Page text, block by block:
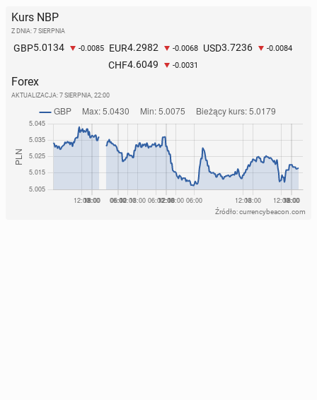
Kurs NBP
Z DNIA: 7 SIERPNIA
GBP5.0134 -0.0085 EUR4.2982 -0.0068 USD3.7236 -0.0084
CHF4.6049 -0.0031
Forex
AKTUALIZACJA: 7 SIERPNIA, 22:00
Źródło: currencybeacon.com